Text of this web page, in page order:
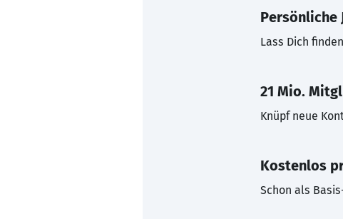
Persönliche
Lass Dich
21 Mio.
Knüpf neue
Kostenlos
Schon als